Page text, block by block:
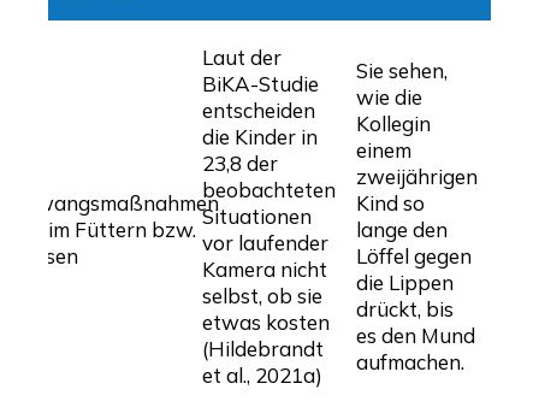
Zwangsmaßnahmen
beim Füttern bzw.
Essen
Laut der
BiKA-Studie
entscheiden
die Kinder in
23,8 der
beobachteten
Situationen
vor laufender
Kamera nicht
selbst, ob sie
etwas kosten
(Hildebrandt
et al., 2021a)
Sie sehen,
wie die
Kollegin
einem
zweijährigen
Kind so
lange den
Löffel gegen
die Lippen
drückt, bis
es den Mund
aufmachen.